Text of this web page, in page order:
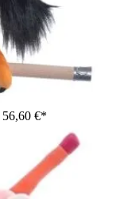
56,60 €*